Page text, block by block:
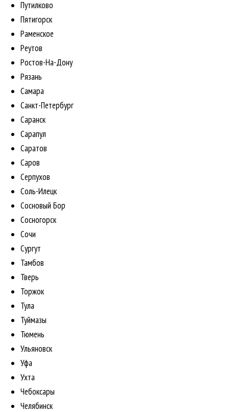
Путилково
Пятигорск
Раменское
Реутов
Ростов-На-Дону
Рязань
Самара
Санкт-Петербург
Саранск
Сарапул
Саратов
Саров
Серпухов
Соль-Илецк
Сосновый Бор
Сосногорск
Сочи
Сургут
Тамбов
Тверь
Торжок
Тула
Туймазы
Тюмень
Ульяновск
Уфа
Ухта
Чебоксары
Челябинск